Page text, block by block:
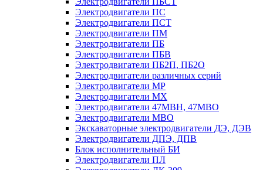
Электродвигатели ПС
Электродвигатели ПСТ
Электродвигатели ПМ
Электродвигатели ПБ
Электродвигатели ПБВ
Электродвигатели ПБ2П, ПБ2О
Электродвигатели различных серий
Электродвигатели МР
Электродвигатели MX
Электродвигатели 47MBH, 47МВО
Электродвигатели MBO
Экскаваторные электродвигатели ДЭ, ДЭВ
Электродвигатели ДПЭ, ДПВ
Блок исполнительный БИ
Электродвигатели ПЛ